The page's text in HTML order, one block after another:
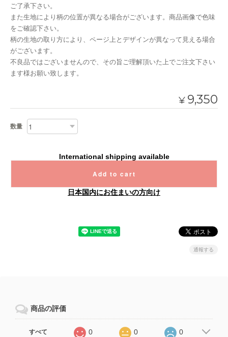
ご了承下さい。
また生地により柄の位置が異なる場合がございます。商品画像で色味
をご確認下さい。
柄の生地の取り方により、ページ上とデザインが異なって見える場合
がございます。
不良品ではございませんので、その旨ご理解頂いた上でご注文下さい
ます様お願い致します。
¥ 9,350
数量
International shipping available
Add to cart
日本国内にお住まいの方向け
通報する
商品の評価
すべて 0 0 0